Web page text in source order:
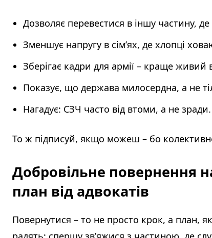
Дозволяє перевестися в іншу частину, де
Зменшує напругу в сім’ях, де хлопці
Зберігає кадри для армії – краще живий
Показує, що держава милосердна, а не
Нагадує: СЗЧ часто від втоми, а не зради.
То ж підписуй, якщо можеш – бо
Добровільне повернення
план від адвокатів
Повернутися – то не просто крок, а план,